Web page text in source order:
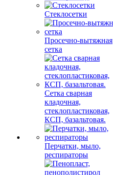
Стеклосетки
Просечно-вытяжная
сетка
Сетка сварная
кладочная,
стеклопластиковая,
КСП, базальтовая.
Перчатки, мыло,
респираторы